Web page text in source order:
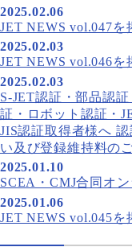
2025.02.06
JET NEWS vol.047を
2025.02.03
JET NEWS vol.046を
2025.02.03
S-JET認証・部品認
証・ロボット認証・
JIS認証取得者様へ
い及び登録維持料の
2025.01.10
SCEA・CMJ合同オ
2025.01.06
JET NEWS vol.045を